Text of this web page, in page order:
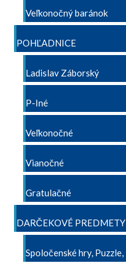
Veľkonočný baránok
POHĽADNICE
Ladislav Záborský
P-Iné
Veľkonočné
Vianočné
Gratulačné
DARČEKOVÉ PREDMETY
Spoločenské hry,